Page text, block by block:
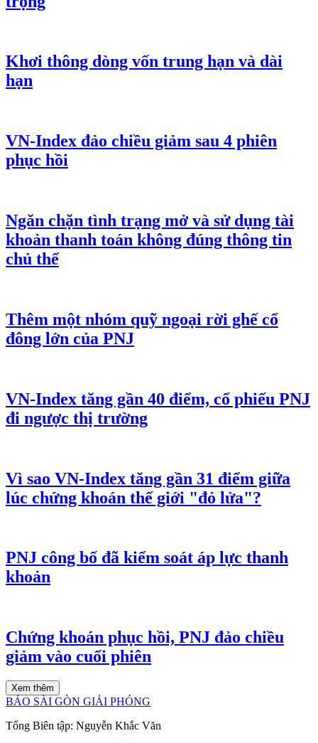
Khơi thông dòng vốn trung hạn và dài
hạn
VN-Index đảo chiều giảm sau 4 phiên
phục hồi
Ngăn chặn tình trạng mở và sử dụng tài
khoản thanh toán không đúng thông tin
chủ thể
Thêm một nhóm quỹ ngoại rời ghế cổ
đông lớn của PNJ
VN-Index tăng gần 40 điểm, cổ phiếu PNJ
đi ngược thị trường
Vì sao VN-Index tăng gần 31 điểm giữa
lúc chứng khoán thế giới "đỏ lửa"?
PNJ công bố đã kiểm soát áp lực thanh
khoản
Chứng khoán phục hồi, PNJ đảo chiều
giảm vào cuối phiên
Xem thêm
BÁO SÀI GÒN GIẢI PHÓNG
Tổng Biên tập: Nguyễn Khắc Văn